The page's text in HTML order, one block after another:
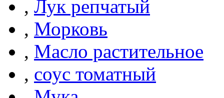
, Лук репчатый
, Морковь
, Масло растительное
, соус томатный